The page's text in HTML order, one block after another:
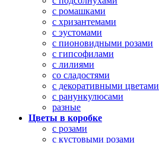
с ромашками
с хризантемами
с эустомами
с пионовидными розами
с гипсофилами
с лилиями
со сладостями
с декоративными цветами
с ранункулюсами
разные
Цветы в коробке
с розами
с кустовыми розами